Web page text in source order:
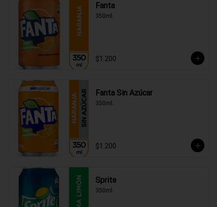
Fanta
350ml.
$1.200
Fanta Sin Azúcar
350ml.
$1.200
Sprite
350ml.